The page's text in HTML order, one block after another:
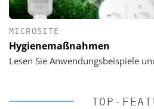
MICROSITE
Hygienemaßnahmen
Lesen Sie Anwendungsbeispiele
TOP-